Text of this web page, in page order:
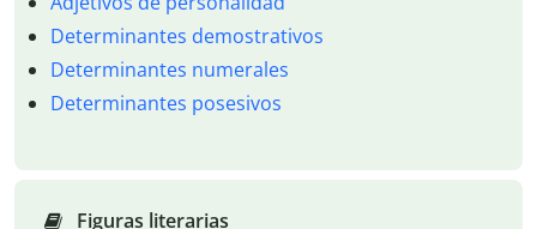
Determinantes demostrativos
Determinantes numerales
Determinantes posesivos
Figuras literarias